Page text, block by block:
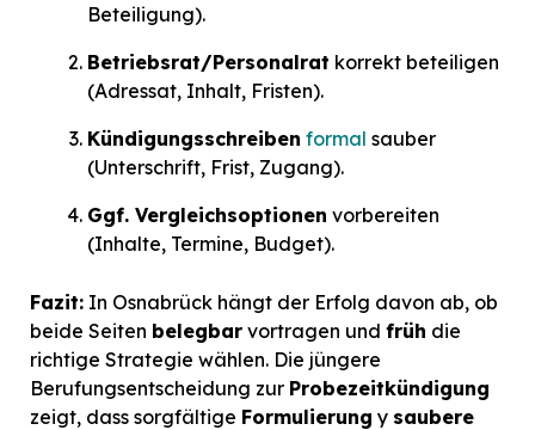
Beteiligung).
Betriebsrat/Personalrat korrekt beteiligen
(Adressat, Inhalt, Fristen).
Kündigungsschreiben formal sauber
(Unterschrift, Frist, Zugang).
Ggf. Vergleichsoptionen vorbereiten
(Inhalte, Termine, Budget).
Fazit: In Osnabrück hängt der Erfolg davon ab, ob
beide Seiten belegbar vortragen und früh die
richtige Strategie wählen. Die jüngere
Berufungsentscheidung zur Probezeitkündigung
zeigt, dass sorgfältige Formulierung y saubere